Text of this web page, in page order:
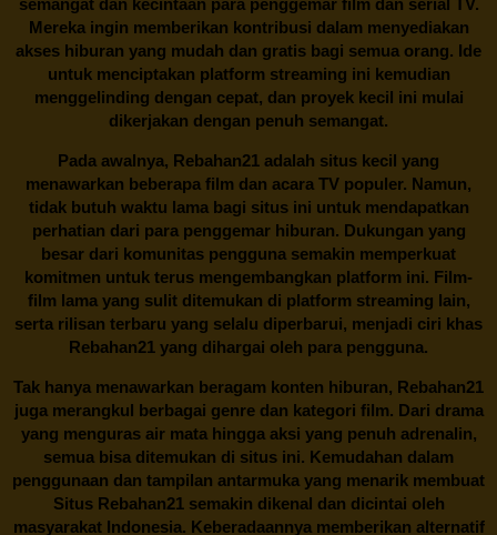
Mereka ingin memberikan kontribusi dalam menyediakan
akses hiburan yang mudah dan gratis bagi semua orang. Ide
untuk menciptakan platform streaming ini kemudian
menggelinding dengan cepat, dan proyek kecil ini mulai
dikerjakan dengan penuh semangat.
Pada awalnya, Rebahan21 adalah situs kecil yang
menawarkan beberapa film dan acara TV populer. Namun,
tidak butuh waktu lama bagi situs ini untuk mendapatkan
perhatian dari para penggemar hiburan. Dukungan yang
besar dari komunitas pengguna semakin memperkuat
komitmen untuk terus mengembangkan platform ini. Film-
film lama yang sulit ditemukan di platform streaming lain,
serta rilisan terbaru yang selalu diperbarui, menjadi ciri khas
Rebahan21 yang dihargai oleh para pengguna.
Tak hanya menawarkan beragam konten hiburan, Rebahan21
juga merangkul berbagai genre dan kategori film. Dari drama
yang menguras air mata hingga aksi yang penuh adrenalin,
semua bisa ditemukan di situs ini. Kemudahan dalam
penggunaan dan tampilan antarmuka yang menarik membuat
Situs Rebahan21semakin dikenal dan dicintai oleh
masyarakat Indonesia. Keberadaannya memberikan alternatif